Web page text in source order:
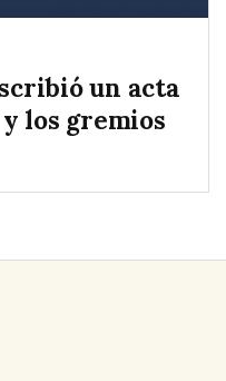
un acta
los gremios